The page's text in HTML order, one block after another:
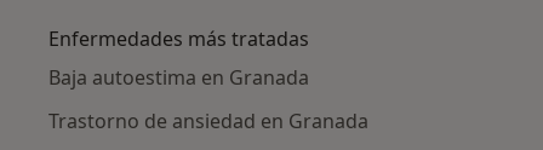
Enfermedades más tratadas
Baja autoestima en Granada
Trastorno de ansiedad en Granada